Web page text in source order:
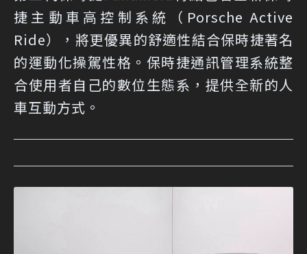
捷主動車高控制系統（Porsche Active
Ride），將更優異的舒適性結合保時捷著名
的運動化操駕性格。保時捷通訊管理系統整
合使用者自己的數位生態系，提供全新的人
車互動方式。